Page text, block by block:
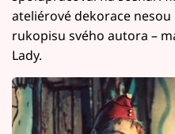
ateliérové dekorace
rukopisu svého autora –
Lady.